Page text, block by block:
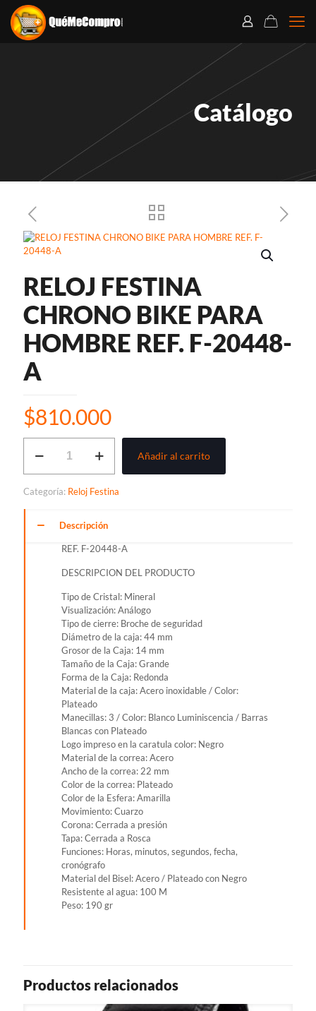
Catálogo
RELOJ FESTINA
CHRONO BIKE PARA
HOMBRE REF. F-20448-
A
$810.000
FESTINA
PARA
HOMBRE
REF.
Añadir al carrito
Categoría: Reloj Festina
Descripción
REF. F-20448-A
DESCRIPCION DEL PRODUCTO
Tipo de Cristal: Mineral
Visualización: Análogo
Tipo de cierre: Broche de seguridad
Diámetro de la caja: 44 mm
Grosor de la Caja: 14 mm
Tamaño de la Caja: Grande
Forma de la Caja: Redonda
Material de la caja: Acero inoxidable / Color:
Plateado
Manecillas: 3 / Color: Blanco Luminiscencia / Barras
Blancas con Plateado
Logo impreso en la caratula color: Negro
Material de la correa: Acero
Ancho de la correa: 22 mm
Color de la correa: Plateado
Color de la Esfera: Amarilla
Movimiento: Cuarzo
Corona: Cerrada a presión
Tapa: Cerrada a Rosca
Funciones: Horas, minutos, segundos, fecha,
cronógrafo
Material del Bisel: Acero / Plateado con Negro
Resistente al agua: 100 M
Peso: 190 gr
Productos relacionados